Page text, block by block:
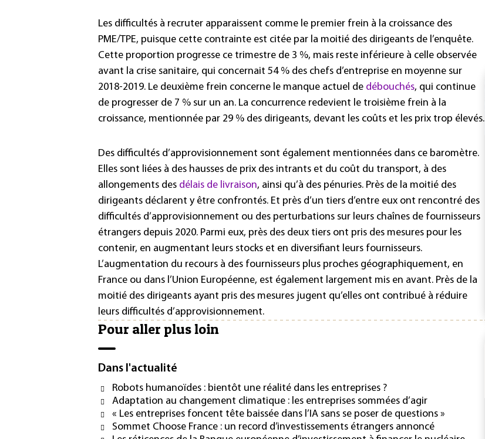
Les difficultés à recruter apparaissent comme le premier frein à la croissance des
PME/TPE, puisque cette contrainte est citée par la moitié des dirigeants de l’enquête.
Cette proportion progresse ce trimestre de 3 %, mais reste inférieure à celle observée
avant la crise sanitaire, qui concernait 54 % des chefs d’entreprise en moyenne sur
2018-2019. Le deuxième frein concerne le manque actuel de débouchés, qui continue
de progresser de 7 % sur un an. La concurrence redevient le troisième frein à la
croissance, mentionnée par 29 % des dirigeants, devant les coûts et les prix trop élevés.
Des difficultés d’approvisionnement sont également mentionnées dans ce baromètre.
Elles sont liées à des hausses de prix des intrants et du coût du transport, à des
allongements des délais de livraison, ainsi qu’à des pénuries. Près de la moitié des
dirigeants déclarent y être confrontés. Et près d’un tiers d’entre eux ont rencontré des
difficultés d’approvisionnement ou des perturbations sur leurs chaînes de fournisseurs
étrangers depuis 2020. Parmi eux, près des deux tiers ont pris des mesures pour les
contenir, en augmentant leurs stocks et en diversifiant leurs fournisseurs.
L’augmentation du recours à des fournisseurs plus proches géographiquement, en
France ou dans l’Union Européenne, est également largement mis en avant. Près de la
moitié des dirigeants ayant pris des mesures jugent qu’elles ont contribué à réduire
leurs difficultés d’approvisionnement.
Pour aller plus loin
Dans l'actualité
Robots humanoïdes : bientôt une réalité dans les entreprises ?
Adaptation au changement climatique : les entreprises sommées d’agir
« Les entreprises foncent tête baissée dans l’IA sans se poser de questions »
Sommet Choose France : un record d’investissements étrangers annoncé